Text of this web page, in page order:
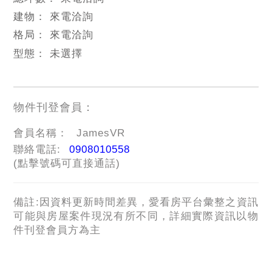
建物： 來電洽詢
格局： 來電洽詢
型態： 未選擇
物件刊登會員：
會員名稱：
JamesVR
聯絡電話:
0908010558
(點擊號碼可直接通話)
備註:因資料更新時間差異，愛看房平台彙整之資訊
可能與房屋案件現況有所不同，詳細實際資訊以物
件刊登會員方為主